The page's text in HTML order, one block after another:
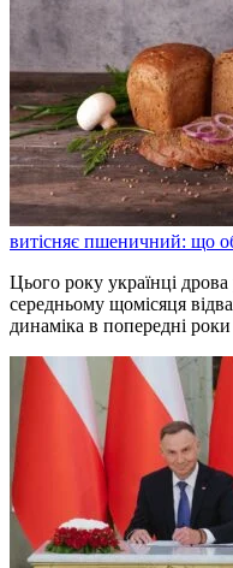
витісняє пшеничний: що
Цього року українці
середньому щомісяця
динаміка в попередні